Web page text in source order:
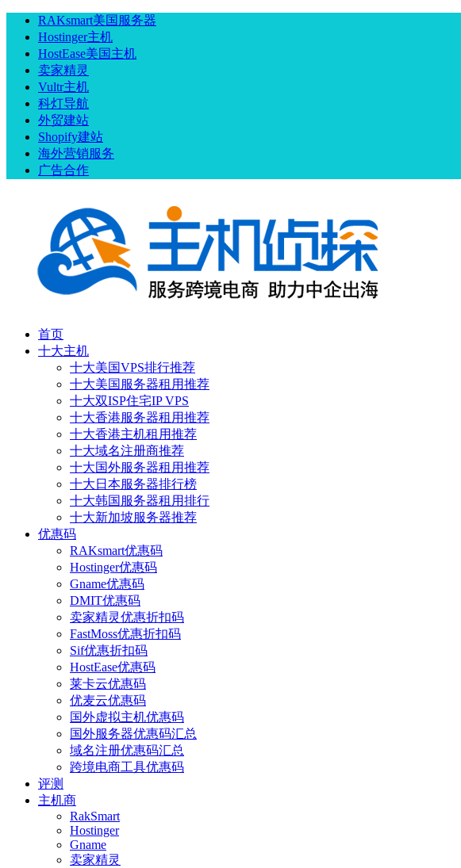
RAKsmart美国服务器
Hostinger主机
HostEase美国主机
卖家精灵
Vultr主机
科灯导航
外贸建站
Shopify建站
海外营销服务
广告合作
首页
十大主机
十大美国VPS排行推荐
十大美国服务器租用推荐
十大双ISP住宅IP VPS
十大香港服务器租用推荐
十大香港主机租用推荐
十大域名注册商推荐
十大国外服务器租用推荐
十大日本服务器排行榜
十大韩国服务器租用排行
十大新加坡服务器推荐
优惠码
RAKsmart优惠码
Hostinger优惠码
Gname优惠码
DMIT优惠码
卖家精灵优惠折扣码
FastMoss优惠折扣码
Sif优惠折扣码
HostEase优惠码
莱卡云优惠码
优麦云优惠码
国外虚拟主机优惠码
国外服务器优惠码汇总
域名注册优惠码汇总
跨境电商工具优惠码
评测
主机商
RakSmart
Hostinger
Gname
卖家精灵